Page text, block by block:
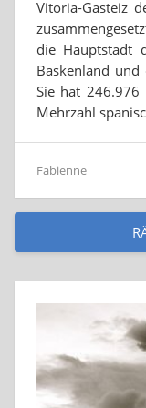
Vitoria-Gasteiz
die Hauptstadt
Baskenland und
Sie hat 246.976
Mehrzahl
Fabienne